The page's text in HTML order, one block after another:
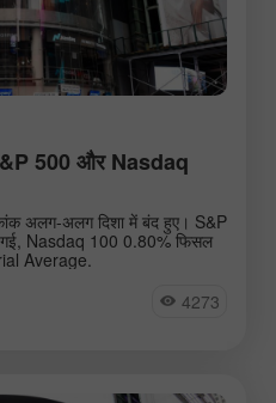
500 और Nasdaq
अलग-अलग दिशा में बंद हुए। S&P
गई, Nasdaq 100 0.80% फिसल
Average.
4273